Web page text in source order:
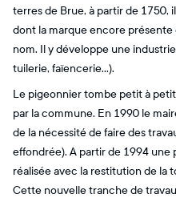
terres de Brue, à partir de 1750,
dont la marque encore
nom. Il y développe une
tuilerie, faïencerie...).
Le pigeonnier tombe petit à
par la commune. En 1990 le
de la nécessité de faire des
effondrée). A partir de 1994
réalisée avec la restitution de la
Cette nouvelle tranche de